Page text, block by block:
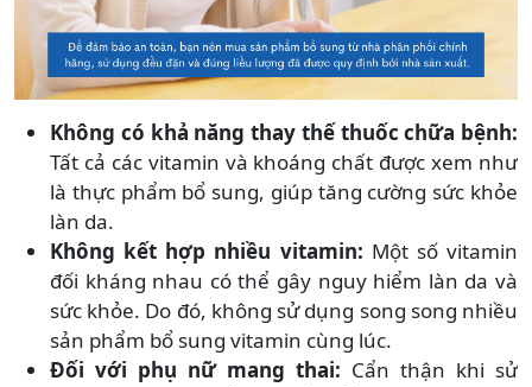
Không có khả năng thay thế thuốc chữa bệnh:
Tất cả các vitamin và khoáng chất được xem như
là thực phẩm bổ sung, giúp tăng cường sức khỏe
làn da.
Không kết hợp nhiều vitamin: Một số vitamin
đối kháng nhau có thể gây nguy hiểm làn da và
sức khỏe. Do đó, không sử dụng song song nhiều
sản phẩm bổ sung vitamin cùng lúc.
Đối với phụ nữ mang thai: Cẩn thận khi sử